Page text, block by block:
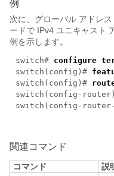
例
次に、グローバル アドレ
ードで IPv4 ユニキャスト
例を示します。
switch# configure
switch(config)#
switch(config)#
switch(config-
switch(config-
関連コマンド
コマンド
説